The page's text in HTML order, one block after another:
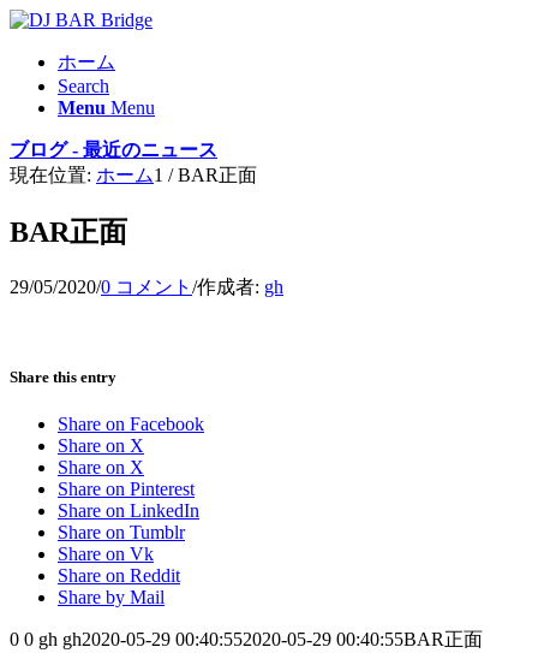
ホーム
Search
Menu Menu
ブログ - 最近のニュース
現在位置: ホーム1 / BAR正面
BAR正面
29/05/2020/0 コメント /作成者: gh
Share this entry
Share on Facebook
Share on X
Share on X
Share on Pinterest
Share on LinkedIn
Share on Tumblr
Share on Vk
Share on Reddit
Share by Mail
0 0 gh gh2020-05-29 00:40:552020-05-29 00:40:55BAR正面